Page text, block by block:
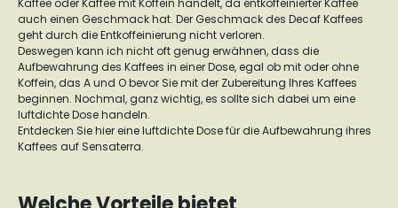
Kaffee oder Kaffee mit Koffein handelt, da entkoffeinierter Kaffee
auch einen Geschmack hat. Der Geschmack des Decaf Kaffees
geht durch die Entkoffeinierung nicht verloren.
Deswegen kann ich nicht oft genug erwähnen, dass die
Aufbewahrung des Kaffees in einer Dose, egal ob mit oder ohne
Koffein, das A und O bevor Sie mit der Zubereitung Ihres Kaffees
beginnen. Nochmal, ganz wichtig, es sollte sich dabei um eine
luftdichte Dose handeln.
Entdecken Sie hier eine luftdichte Dose für die Aufbewahrung ihres
Kaffees auf Sensaterra.